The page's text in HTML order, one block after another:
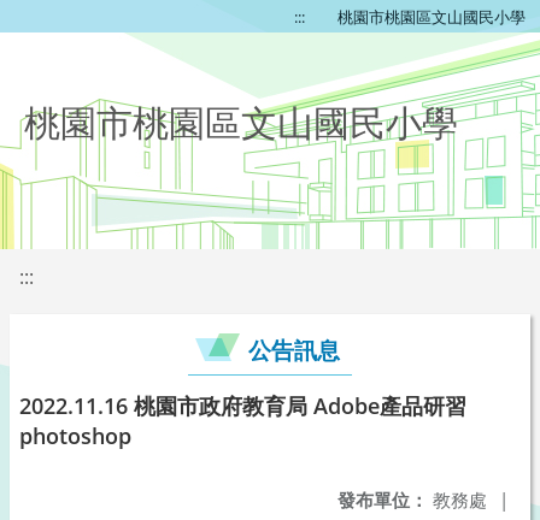
::: 桃園市桃園區文山國民小學
桃園市桃園區文山國民小學
:::
公告訊息
2022.11.16 桃園市政府教育局 Adobe產品研習
photoshop
發布單位： 教務處 |